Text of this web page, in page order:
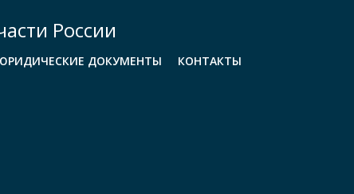
России
ДОКУМЕНТЫ КОНТАКТЫ